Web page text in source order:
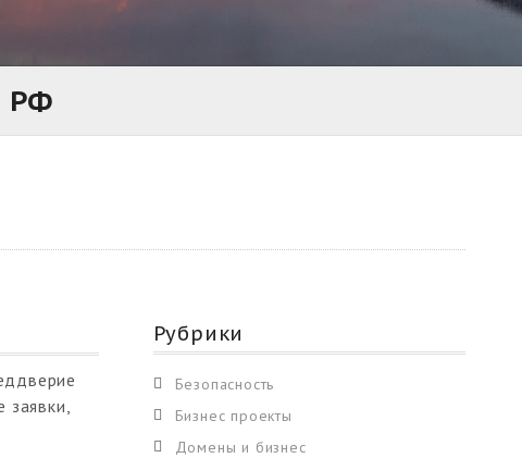
РФ
Рубрики
Безопасность
Бизнес проекты
Домены и бизнес